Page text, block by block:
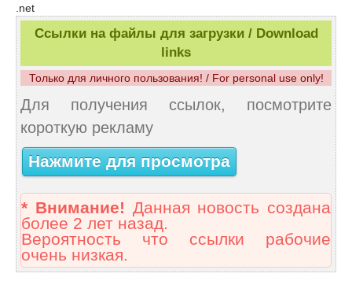
.net
Ссылки на файлы для загрузки / Download
links
Только для личного пользования! / For personal use only!
Для получения ссылок, посмотрите
короткую рекламу
Нажмите для просмотра
* Внимание! Данная новость создана
более 2 лет назад.
Вероятность что ссылки рабочие
очень низкая.